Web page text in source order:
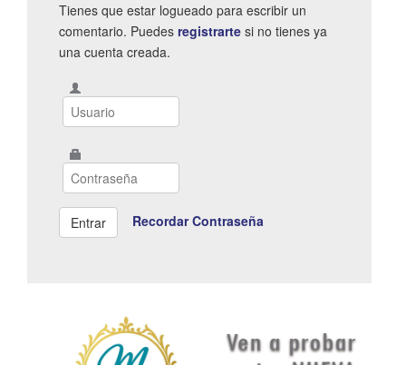
Tienes que estar logueado para escribir un
comentario. Puedes registrarte si no tienes ya
una cuenta creada.
Recordar Contraseña